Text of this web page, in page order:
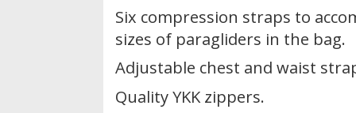
Six compression straps to
sizes of paragliders in the bag.
Adjustable chest and waist
Quality YKK zippers.